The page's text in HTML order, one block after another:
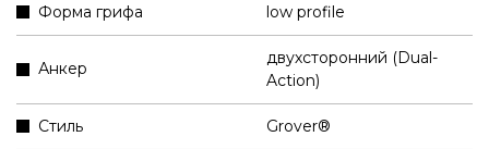
Форма грифа low profile
Анкер
двухсторонний (Dual-
Action)
Стиль Grover®